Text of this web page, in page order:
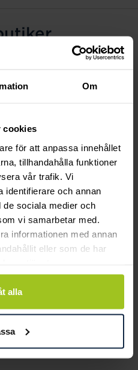
Om
cookies
för att anpassa innehållet
tillhandahålla funktioner
vår trafik. Vi
identifierare och annan
de sociala medier och
vi samarbetar med.
informationen med annan
eller som de har
alla